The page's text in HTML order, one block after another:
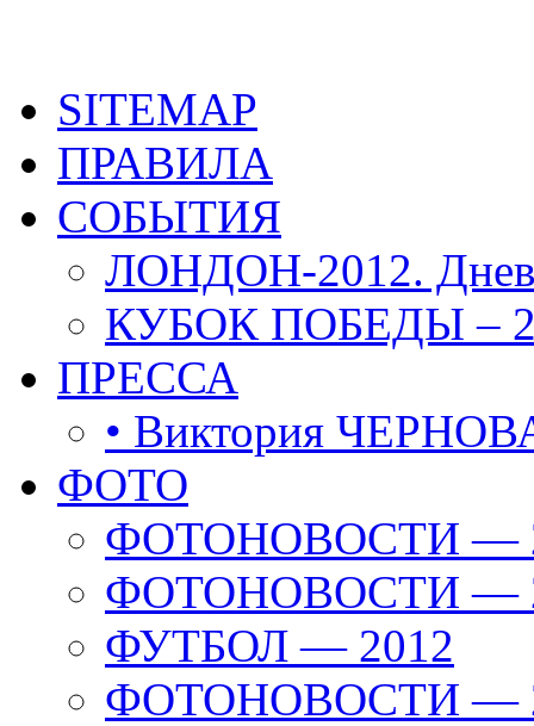
SITEMAP
ПРАВИЛА
СОБЫТИЯ
ЛОНДОН-2012.
КУБОК ПОБЕДЫ –
ПРЕССА
• Виктория
ФОТО
ФОТОНОВОСТИ —
ФОТОНОВОСТИ —
ФУТБОЛ — 2012
ФОТОНОВОСТИ —